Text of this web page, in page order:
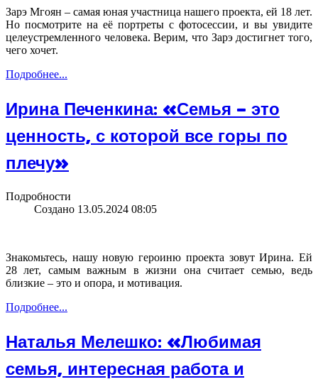
Зарэ Мгоян – самая юная участница нашего проекта, ей 18 лет.
Но посмотрите на еë портреты с фотосессии, и вы увидите
целеустремленного человека. Верим, что Зарэ достигнет того,
чего хочет.
Подробнее...
Ирина Печенкина: «Семья – это
ценность, с которой все горы по
плечу»
Подробности
Создано 13.05.2024 08:05
Знакомьтесь, нашу новую героиню проекта зовут Ирина. Ей
28 лет, самым важным в жизни она считает семью, ведь
близкие – это и опора, и мотивация.
Подробнее...
Наталья Мелешко: «Любимая
семья, интересная работа и